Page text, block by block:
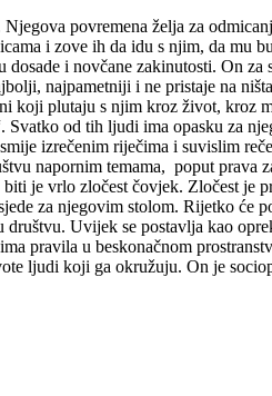
povremena želja za
i zove ih da idu s njim, da mu
i novčane zakinutosti. On
najpametniji i ne pristaje na
koji plutaju s njim kroz život, kroz
od tih ljudi ima opasku za
izrečenim riječima i suvislim
napornim temama, poput prava
je vrlo zločest čovjek. Zločest je
za njegovim stolom. Rijetko će
Uvijek se postavlja kao
pravila u beskonačnom
ljudi koji ga okružuju. On je